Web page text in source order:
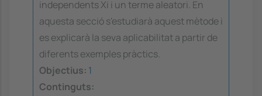
independents Xi i un terme aleatori. En
aquesta secció s'estudiarà aquest mètode i
es explicarà la seva aplicabilitat a partir de
diferents exemples pràctics.
Objectius: 1
Continguts: